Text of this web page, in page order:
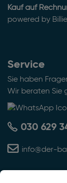
Kauf auf
powered by Billie
Service
Sie haben
Wir beraten Sie
030 629
info@der-